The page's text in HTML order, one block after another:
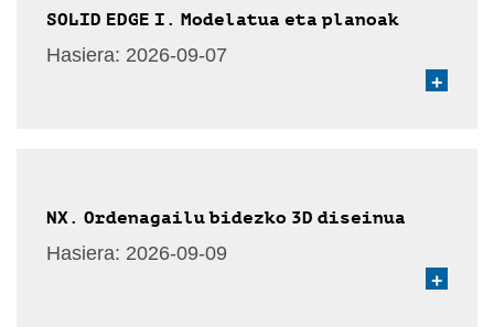
SOLID EDGE I. Modelatua eta planoak
Hasiera: 2026-09-07
+
NX. Ordenagailu bidezko 3D diseinua
Hasiera: 2026-09-09
+